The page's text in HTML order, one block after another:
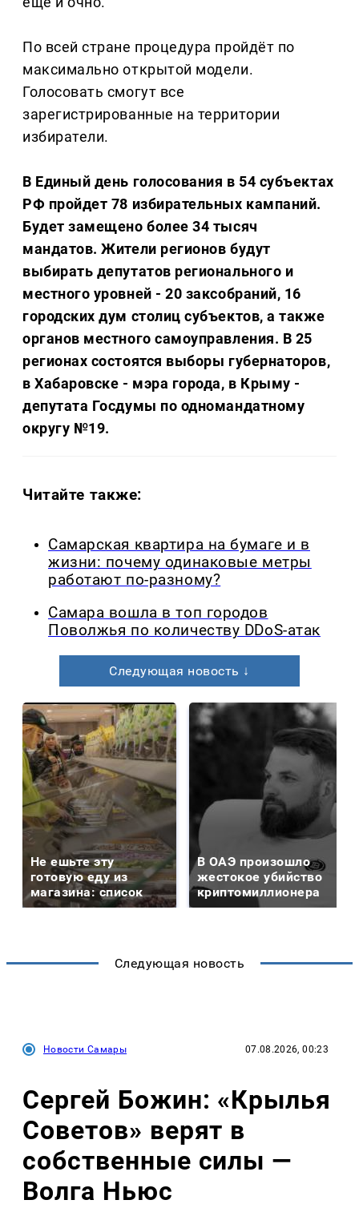
По всей стране процедура пройдёт по
максимально открытой модели.
Голосовать смогут все
зарегистрированные на территории
избиратели.
В Единый день голосования в 54 субъектах
РФ пройдет 78 избирательных кампаний.
Будет замещено более 34 тысяч
мандатов. Жители регионов будут
выбирать депутатов регионального и
местного уровней - 20 заксобраний, 16
городских дум столиц субъектов, а также
органов местного самоуправления. В 25
регионах состоятся выборы губернаторов,
в Хабаровске - мэра города, в Крыму -
депутата Госдумы по одномандатному
округу №19.
Читайте также:
Самарская квартира на бумаге и в
жизни: почему одинаковые метры
работают по-разному?
Самара вошла в топ городов
Поволжья по количеству DDoS-атак
Следующая новость ↓
Не ешьте эту
готовую еду из
магазина: список
В ОАЭ произошло
жестокое убийство
криптомиллионера
Следующая новость
Новости Самары 07.08.2026, 00:23
Сергей Божин: «Крылья
Советов» верят в
собственные силы —
Волга Ньюс